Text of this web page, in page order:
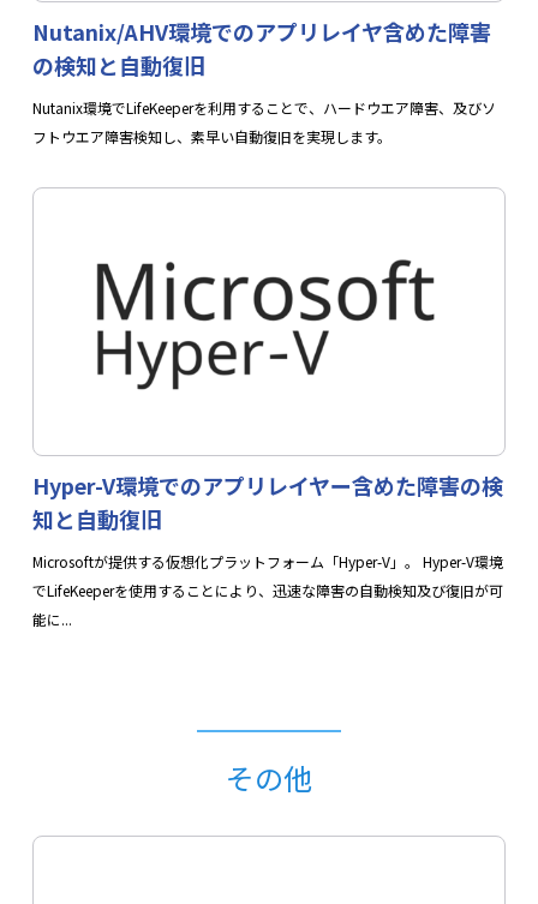
Nutanix/AHV環境でのアプリレイヤ含めた障害
の検知と自動復旧
Nutanix環境でLifeKeeperを利用することで、ハードウエア障害、及びソ
フトウエア障害検知し、素早い⾃動復旧を実現します。
Hyper-V環境でのアプリレイヤー含めた障害の検
知と自動復旧
Microsoftが提供する仮想化プラットフォーム「Hyper-V」。 Hyper-V環境
でLifeKeeperを使用することにより、迅速な障害の自動検知及び復旧が可
能に...
その他